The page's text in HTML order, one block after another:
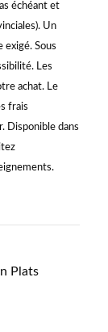
échéant et
Un
exigé. Sous
Les
achat. Le
frais
Disponible dans
Plats